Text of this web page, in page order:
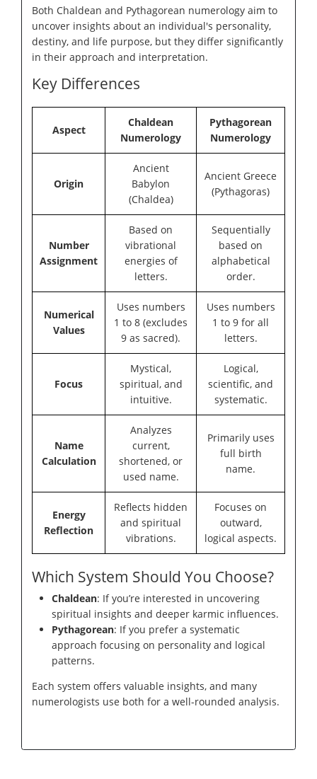
Both Chaldean and Pythagorean numerology aim to
uncover insights about an individual's personality,
destiny, and life purpose, but they differ significantly
in their approach and interpretation.
Key Differences
Aspect
Chaldean
Numerology
Pythagorean
Numerology
Origin
Ancient
Babylon
(Chaldea)
Ancient Greece
(Pythagoras)
Number
Assignment
Based on
vibrational
energies of
letters.
Sequentially
based on
alphabetical
order.
Numerical
Values
Uses numbers
1 to 8 (excludes
9 as sacred).
Uses numbers
1 to 9 for all
letters.
Focus
Mystical,
spiritual, and
intuitive.
Logical,
scientific, and
systematic.
Name
Calculation
Analyzes
current,
shortened, or
used name.
Primarily uses
full birth
name.
Energy
Reflection
Reflects hidden
and spiritual
vibrations.
Focuses on
outward,
logical aspects.
Which System Should You Choose?
Chaldean: If you’re interested in uncovering
spiritual insights and deeper karmic influences.
Pythagorean: If you prefer a systematic
approach focusing on personality and logical
patterns.
Each system offers valuable insights, and many
numerologists use both for a well-rounded analysis.